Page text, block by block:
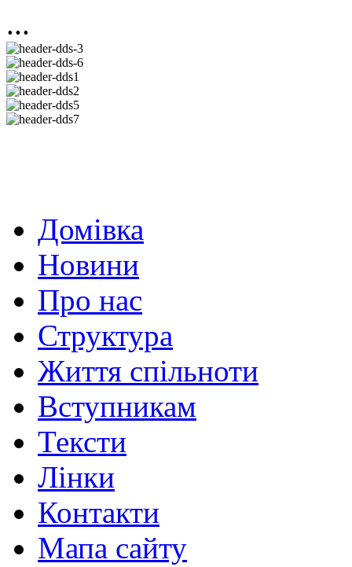
...
Домівка
Новини
Про нас
Структура
Життя спільноти
Вступникам
Тексти
Лінки
Контакти
Мапа сайту